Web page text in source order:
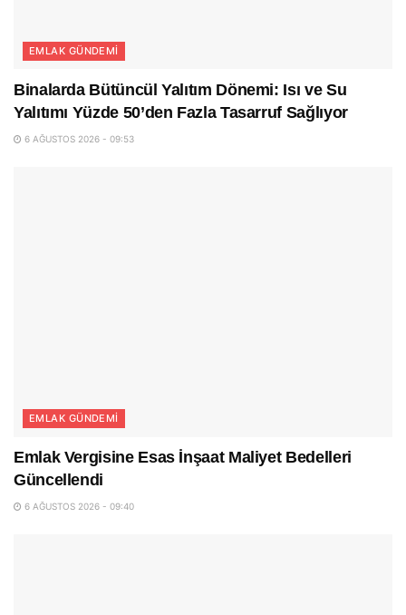
EMLAK GÜNDEMI
Binalarda Bütüncül Yalıtım Dönemi: Isı ve Su
Yalıtımı Yüzde 50’den Fazla Tasarruf Sağlıyor
6 AĞUSTOS 2026 - 09:53
EMLAK GÜNDEMI
Emlak Vergisine Esas İnşaat Maliyet Bedelleri
Güncellendi
6 AĞUSTOS 2026 - 09:40